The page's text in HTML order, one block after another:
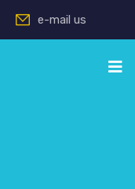
e-mail us